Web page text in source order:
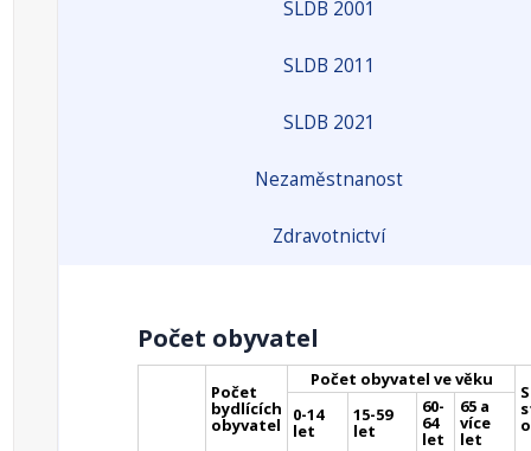
SLDB 2001
SLDB 2011
SLDB 2021
Nezaměstnanost
Zdravotnictví
Počet obyvatel
Počet
bydlících
obyvatel
Počet obyvatel ve věku
0-14
let
15-59
let
60-
64
let
65 a
více
let